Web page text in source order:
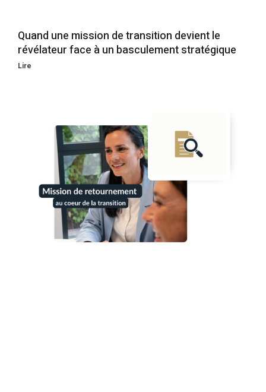
Quand une mission de transition devient le
révélateur face à un basculement stratégique
Lire